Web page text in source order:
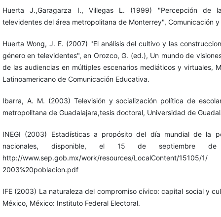
Huerta J.,Garagarza I., Villegas L. (1999) "Percepción de
televidentes del área metropolitana de Monterrey", Comunicación
Huerta Wong, J. E. (2007) "El análisis del cultivo y las
género en televidentes", en Orozco, G. (ed.), Un mundo de
de las audiencias en múltiples escenarios mediáticos y virtuales,
Latinoamericano de Comunicación Educativa.
Ibarra, A. M. (2003) Televisión y socialización política de
metropolitana de Guadalajara,tesis doctoral, Universidad de
INEGI (2003) Estadísticas a propósito del día mundial de la
nacionales, disponible, el 15 de septiembre
http://www.sep.gob.mx/work/resources/LocalContent/15105/1/
2003%20poblacion.pdf
IFE (2003) La naturaleza del compromiso cívico: capital social y
México, México: Instituto Federal Electoral.